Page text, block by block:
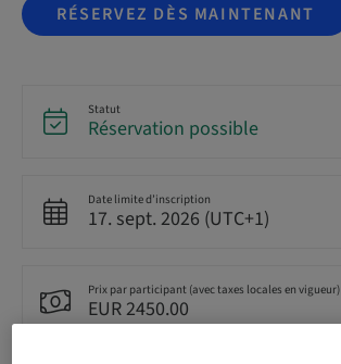
RÉSERVEZ DÈS MAINTENANT
Statut
Réservation possible
Date limite d’inscription
17. sept. 2026 (UTC+1)
Prix par participant (avec taxes locales en vigueur)
EUR 2450.00